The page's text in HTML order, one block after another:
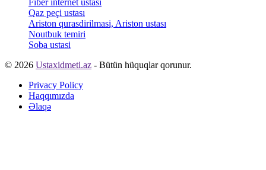
Fiber internet ustası
Qaz peçi ustası
Ariston qurasdirilmasi, Ariston ustası
Noutbuk temiri
Soba ustasi
© 2026 Ustaxidmeti.az - Bütün hüquqlar qorunur.
Privacy Policy
Haqqımızda
Əlaqə